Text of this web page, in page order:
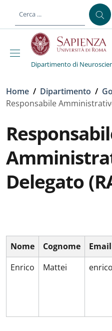
al contenuto principale
Dipartimento di
Briciole di pane
Home / Dipartimento /
Responsabile
Delegato
Nome Cognome Email
Enrico
Mattei